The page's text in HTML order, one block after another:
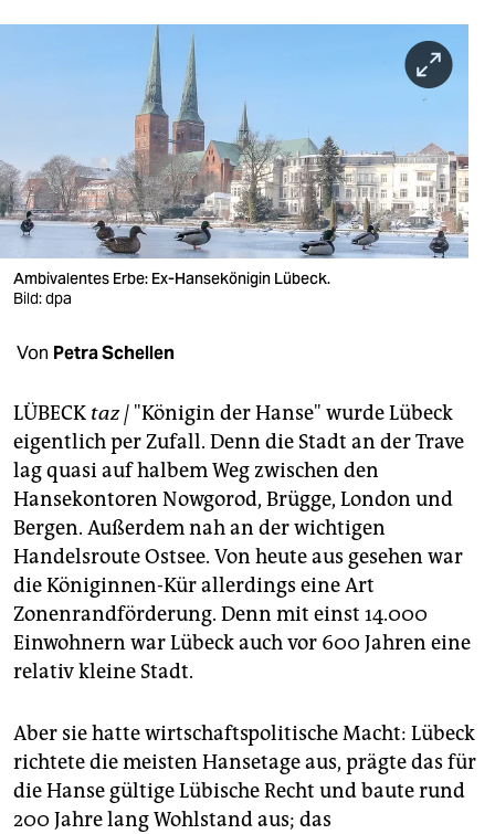
sport
wahrheit
verlag
verlag
shop
fragen & hilfe
unterstützen
abo
genossenschaft
epaper login
Ambivalentes Erbe: Ex-Hansekönigin Lübeck.
Bild: dpa
Von Petra Schellen
LÜBECK taz | "Königin der Hanse" wurde Lübeck
eigentlich per Zufall. Denn die Stadt an der Trave
lag quasi auf halbem Weg zwischen den
Hansekontoren Nowgorod, Brügge, London und
Bergen. Außerdem nah an der wichtigen
Handelsroute Ostsee. Von heute aus gesehen war
die Königinnen-Kür allerdings eine Art
Zonenrandförderung. Denn mit einst 14.000
Einwohnern war Lübeck auch vor 600 Jahren eine
relativ kleine Stadt.
Aber sie hatte wirtschaftspolitische Macht: Lübeck
richtete die meisten Hansetage aus, prägte das für
die Hanse gültige Lübische Recht und baute rund
200 Jahre lang Wohlstand aus; das